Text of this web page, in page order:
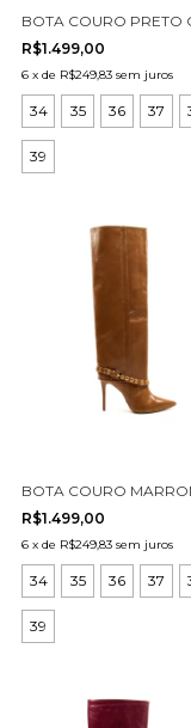
BOTA COURO
R$1.499,00
6 x de R$249,83 sem juros
34 35 36 37
39
BOTA COURO
R$1.499,00
6 x de R$249,83 sem juros
34 35 36 37
39